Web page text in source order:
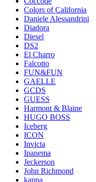
Colors of California
Daniele Alessandrini
Diadora
Diesel
DS2
El Charro
Falcotto
FUN&FUN
GAELLE
GCDS
GUESS
Harmont & Blaine
HUGO BOSS
Iceberg
ICON
Invicta
Ipanema
Jeckerson
John Richmond
kappa